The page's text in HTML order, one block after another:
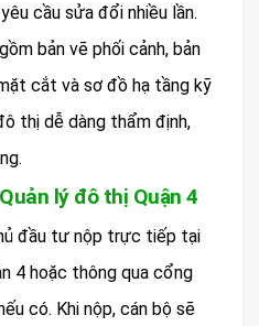
cầu sửa đổi nhiều lần.
bản vẽ phối cảnh, bản
cắt và sơ đồ hạ tầng kỹ
thị dễ dàng thẩm định,
lý đô thị Quận 4
đầu tư nộp trực tiếp tại
4 hoặc thông qua cổng
có. Khi nộp, cán bộ sẽ